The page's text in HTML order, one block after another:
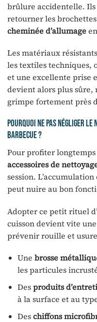
brûlure accidentelle.
retourner les
cheminée d’allumage
Les matériaux
les textiles techniques,
et une excellente prise
devient alors plus
grimpe fortement près
Pourquoi ne pas négliger
barbecue ?
Pour profiter
accessoires de
session.
peut nuire au bon
Adopter ce petit rituel d’
cuisson devient vite
prévenir rouille et
Une brosse
les particules
Desproduits
à la surface et au
Deschiffons